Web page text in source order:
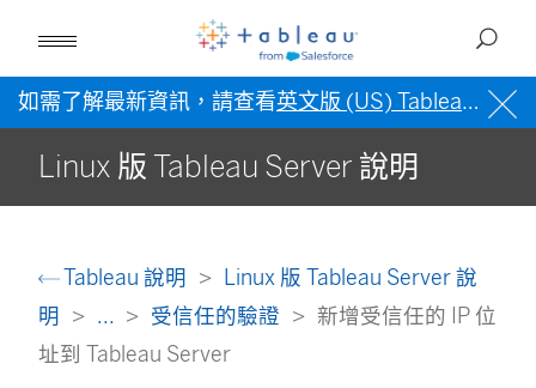
如需了解最新資訊，請查看英文版 (US) Tableau 說明
Linux 版 Tableau Server 說明
Tableau 說明
Linux 版 Tableau Server 說
明
... 受信任的驗證
新增受信任的 IP 位
址到 Tableau Server